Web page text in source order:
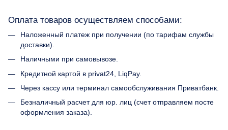
Оплата товаров осуществляем способами:
Наложенный платеж при получении (по тарифам службы
доставки).
Наличными при самовывозе.
Кредитной картой в privat24, LiqPay.
Через кассу или терминал самообслуживания Приватбанк.
Безналичный расчет для юр. лиц (счет отправляем посте
оформления заказа).